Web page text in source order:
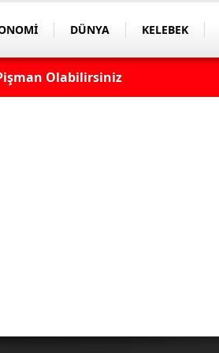
DÜNYA KELEBEK
Olabilirsiniz